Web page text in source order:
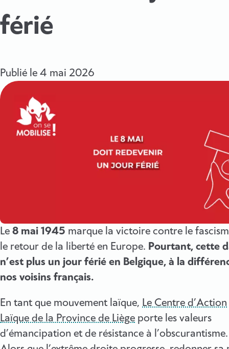
férié
Publié le 4 mai 2026
Le 8 mai 1945 marque la victoire contre le
le retour de la liberté en Europe. Pourtant, cette
n’est plus un jour férié en Belgique, à la
nos voisins français.
En tant que mouvement laïque, Le Centre d’Action
Laïque de la Province de Liège porte les valeurs
d’émancipation et de résistance à l’obscurantisme.